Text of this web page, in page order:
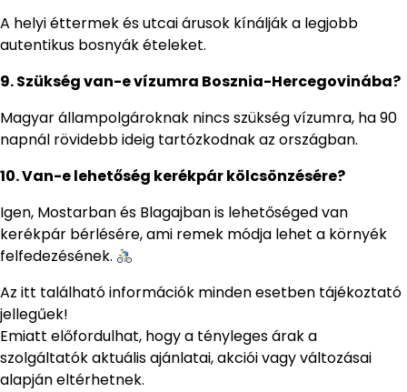
A helyi éttermek és utcai árusok kínálják a legjobb
autentikus bosnyák ételeket.
9. Szükség van-e vízumra Bosznia-Hercegovinába?
Magyar állampolgároknak nincs szükség vízumra, ha 90
napnál rövidebb ideig tartózkodnak az országban.
10. Van-e lehetőség kerékpár kölcsönzésére?
Igen, Mostarban és Blagajban is lehetőséged van
kerékpár bérlésére, ami remek módja lehet a környék
felfedezésének.
Az itt található információk minden esetben tájékoztató
jellegűek!
Emiatt előfordulhat, hogy a tényleges árak a
szolgáltatók aktuális ajánlatai, akciói vagy változásai
alapján eltérhetnek.